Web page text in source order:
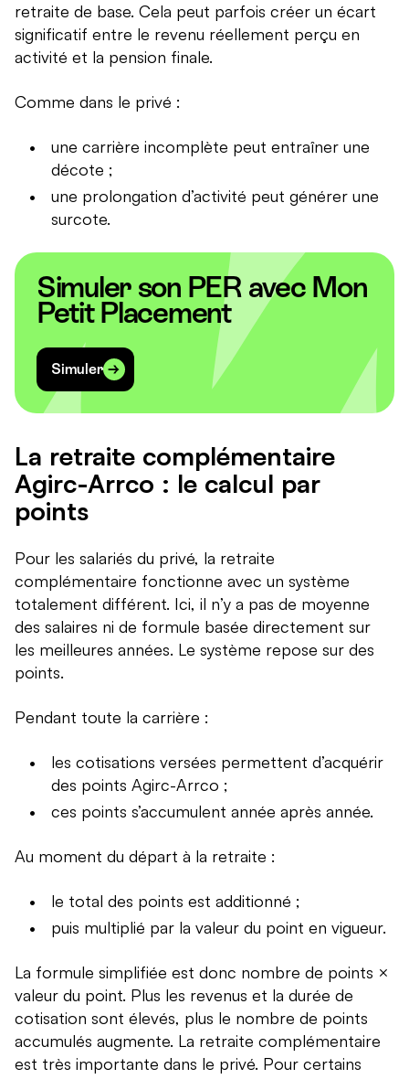
retraite de base. Cela peut parfois créer un écart
significatif entre le revenu réellement perçu en
activité et la pension finale.
Comme dans le privé :
une carrière incomplète peut entraîner une
décote ;
une prolongation d’activité peut générer une
surcote.
Simuler son PER avec Mon
Petit Placement
Simuler
La retraite complémentaire
Agirc-Arrco : le calcul par
points
Pour les salariés du privé, la retraite
complémentaire fonctionne avec un système
totalement différent. Ici, il n’y a pas de moyenne
des salaires ni de formule basée directement sur
les meilleures années. Le système repose sur des
points.
Pendant toute la carrière :
les cotisations versées permettent d’acquérir
des points Agirc-Arrco ;
ces points s’accumulent année après année.
Au moment du départ à la retraite :
le total des points est additionné ;
puis multiplié par la valeur du point en vigueur.
La formule simplifiée est donc nombre de points ×
valeur du point. Plus les revenus et la durée de
cotisation sont élevés, plus le nombre de points
accumulés augmente. La retraite complémentaire
est très importante dans le privé. Pour certains